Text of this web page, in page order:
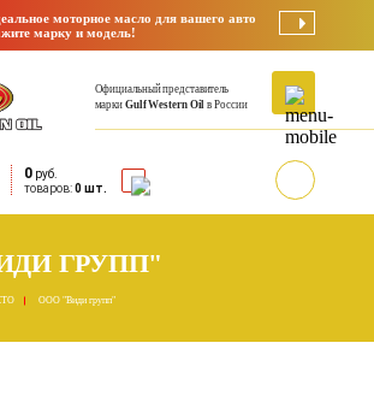
моторное масло для вашего авто
марку и модель!
Официальный представитель
марки Gulf Western Oil в России
0 руб.
товаров:0 шт.
ГРУПП"
ООО "Види групп"